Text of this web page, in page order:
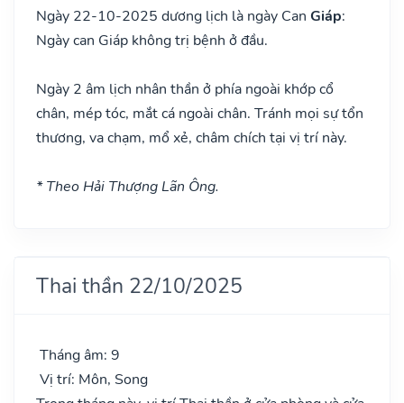
Ngày 22-10-2025 dương lịch là ngày Can Giáp:
Ngày can Giáp không trị bệnh ở đầu.
Ngày 2 âm lịch nhân thần ở phía ngoài khớp cổ
chân, mép tóc, mắt cá ngoài chân. Tránh mọi sự tổn
thương, va chạm, mổ xẻ, châm chích tại vị trí này.
* Theo Hải Thượng Lãn Ông.
Thai thần 22/10/2025
Tháng âm: 9
Vị trí: Môn, Song